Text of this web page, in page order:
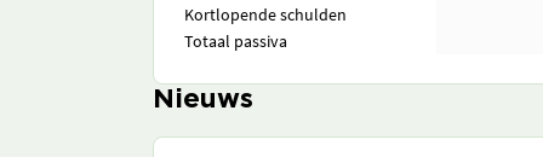
Kortlopende schulden
Totaal passiva
Nieuws